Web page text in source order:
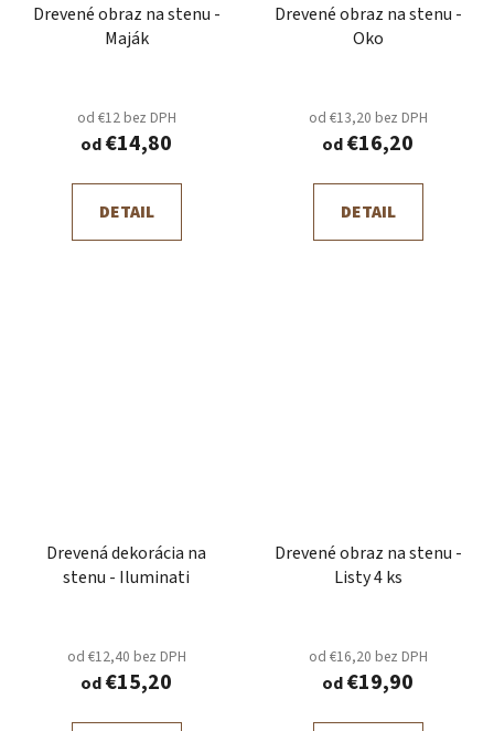
Drevené obraz na stenu -
Maják
od €12 bez DPH
od€14,80
DETAIL
Drevené obraz na stenu -
Oko
od €13,20 bez DPH
od€16,20
DETAIL
Drevená dekorácia na
stenu - Iluminati
od €12,40 bez DPH
od€15,20
Drevené obraz na stenu -
Listy 4 ks
od €16,20 bez DPH
od€19,90